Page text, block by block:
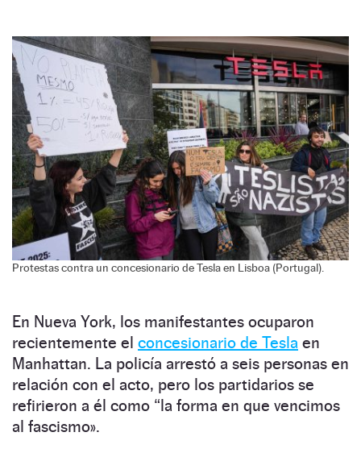
Protestas contra un concesionario de Tesla en Lisboa (Portugal).
En Nueva York, los manifestantes ocuparon
recientemente el concesionario de Tesla en
Manhattan. La policía arrestó a seis personas en
relación con el acto, pero los partidarios se
refirieron a él como “la forma en que vencimos
al fascismo».